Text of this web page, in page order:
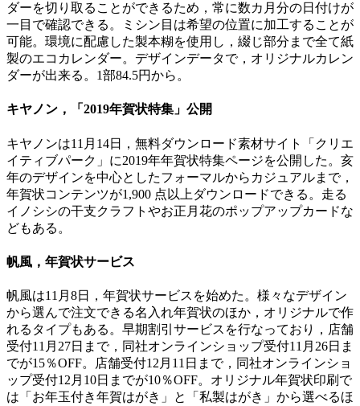
ダーを切り取ることができるため，常に数カ月分の日付けが
一目で確認できる。ミシン目は希望の位置に加工することが
可能。環境に配慮した製本糊を使用し，綴じ部分まで全て紙
製のエコカレンダー。デザインデータで，オリジナルカレン
ダーが出来る。1部84.5円から。
キヤノン，「2019年賀状特集」公開
キヤノンは11月14日，無料ダウンロード素材サイト「クリエ
イティブパーク」に2019年年賀状特集ページを公開した。亥
年のデザインを中心としたフォーマルからカジュアルまで，
年賀状コンテンツが1,900 点以上ダウンロードできる。走る
イノシシの干支クラフトやお正月花のポップアップカードな
どもある。
帆風，年賀状サービス
帆風は11月8日，年賀状サービスを始めた。様々なデザイン
から選んで注文できる名入れ年賀状のほか，オリジナルで作
れるタイプもある。早期割引サービスを行なっており，店舗
受付11月27日まで，同社オンラインショップ受付11月26日ま
でが15％OFF。店舗受付12月11日まで，同社オンラインショ
ップ受付12月10日までが10％OFF。オリジナル年賀状印刷で
は「お年玉付き年賀はがき」と「私製はがき」から選べるほ